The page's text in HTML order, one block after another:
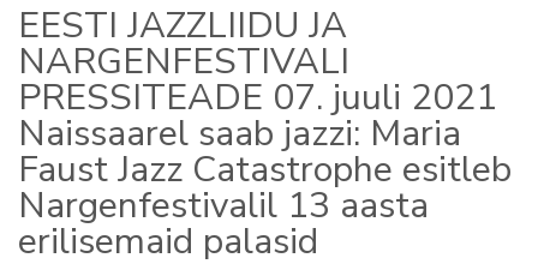
EESTI JAZZLIIDU JA
NARGENFESTIVALI
PRESSITEADE 07. juuli 2021
Naissaarel saab jazzi: Maria
Faust Jazz Catastrophe esitleb
Nargenfestivalil 13 aasta
erilisemaid palasid